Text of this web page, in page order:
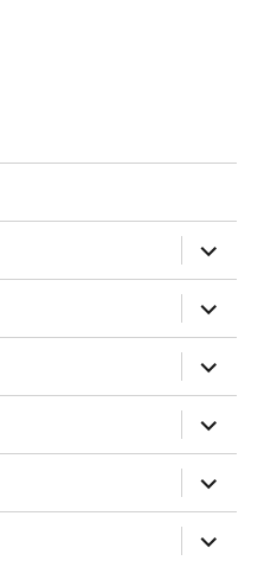
anzeigen
anzeigen
anzeigen
anzeigen
anzeigen
anzeigen